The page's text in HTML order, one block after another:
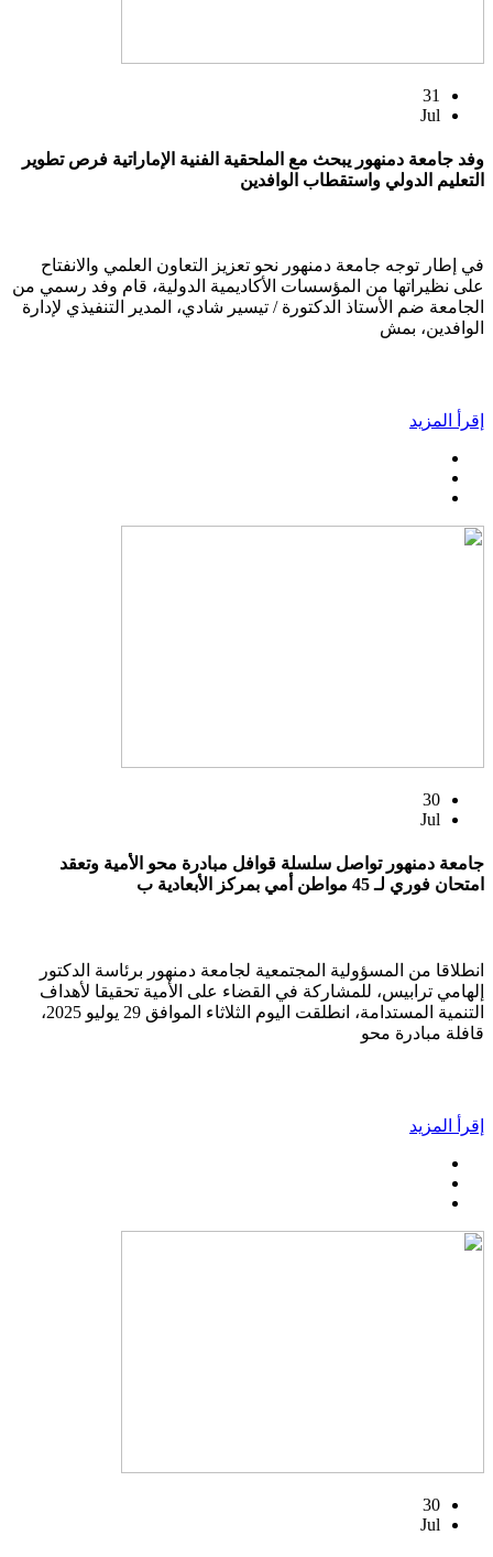
31
Jul
وفد جامعة دمنهور يبحث مع الملحقية الفنية الإماراتية فرص تطوير
التعليم الدولي واستقطاب الوافدين
في إطار توجه جامعة دمنهور نحو تعزيز التعاون العلمي والانفتاح
على نظيراتها من المؤسسات الأكاديمية الدولية، قام وفد رسمي من
الجامعة ضم الأستاذ الدكتورة / تيسير شادي، المدير التنفيذي لإدارة
الوافدين، بمش
إقرأ المزيد
30
Jul
جامعة دمنهور تواصل سلسلة قوافل مبادرة محو الأمية وتعقد
امتحان فوري لـ 45 مواطن أمي بمركز الأبعادية ب
انطلاقا من المسؤولية المجتمعية لجامعة دمنهور برئاسة الدكتور
إلهامي ترابيس، للمشاركة في القضاء على الأمية تحقيقا لأهداف
التنمية المستدامة، انطلقت اليوم الثلاثاء الموافق 29 يوليو 2025،
قافلة مبادرة محو
إقرأ المزيد
30
Jul